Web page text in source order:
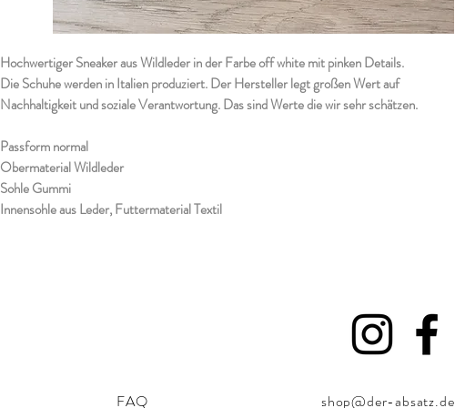
Hochwertiger Sneaker aus Wildleder in der Farbe off white mit pinken Details.
Die Schuhe werden in Italien produziert. Der Hersteller legt großen Wert auf
Nachhaltigkeit und soziale Verantwortung. Das sind Werte die wir sehr schätzen.
Passform normal
Obermaterial Wildleder
Sohle Gummi
Innensohle aus Leder, Futtermaterial Textil
FAQ shop@der-absatz.de